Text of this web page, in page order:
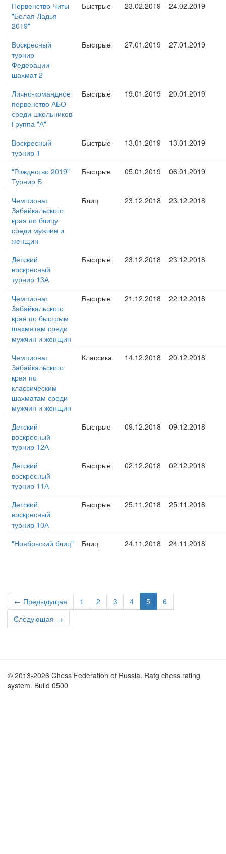
Первенство Читы
"Белая Ладья
2019"
Быстрые 23.02.2019 24.02.2019
Воскресный
турнир
Федерации
шахмат 2
Быстрые 27.01.2019 27.01.2019
Лично-командное
первенство АБО
среди школьников
Группа "А"
Быстрые 19.01.2019 20.01.2019
Воскресный
турнир 1
Быстрые 13.01.2019 13.01.2019
"Рождество 2019"
Турнир Б
Быстрые 05.01.2019 06.01.2019
Чемпионат
Забайкальского
края по блицу
среди мужчин и
женщин
Блиц 23.12.2018 23.12.2018
Детский
воскресный
турнир 13А
Быстрые 23.12.2018 23.12.2018
Чемпионат
Забайкальского
края по быстрым
шахматам среди
мужчин и женщин
Быстрые 21.12.2018 22.12.2018
Чемпионат
Забайкальского
края по
классическим
шахматам среди
мужчин и женщин
Классика 14.12.2018 20.12.2018
Детский
воскресный
турнир 12А
Быстрые 09.12.2018 09.12.2018
Детский
воскресный
турнир 11А
Быстрые 02.12.2018 02.12.2018
Детский
воскресный
турнир 10А
Быстрые 25.11.2018 25.11.2018
"Ноябрьский блиц" Блиц 24.11.2018 24.11.2018
← Предыдущая 1 2 3 4 5
6
Следующая →
© 2013-2026 Chess Federation of Russia. Ratg chess rating
system. Build 0500